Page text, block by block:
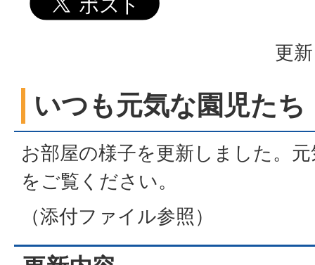
更
いつも元気な園児たち
お部屋の様子を更新しました。
をご覧ください。
（添付ファイル参照）